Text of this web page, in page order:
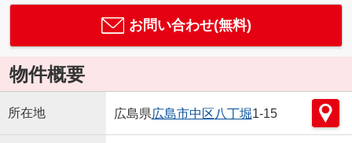
お問い合わせ(無料)
物件概要
所在地 広島県広島市中区八丁堀1-15